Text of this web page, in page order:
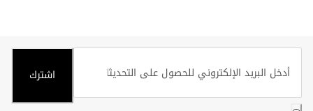
اشترك